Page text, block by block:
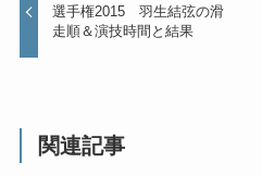
選手権2015 羽生結弦の滑
走順＆演技時間と結果
関連記事